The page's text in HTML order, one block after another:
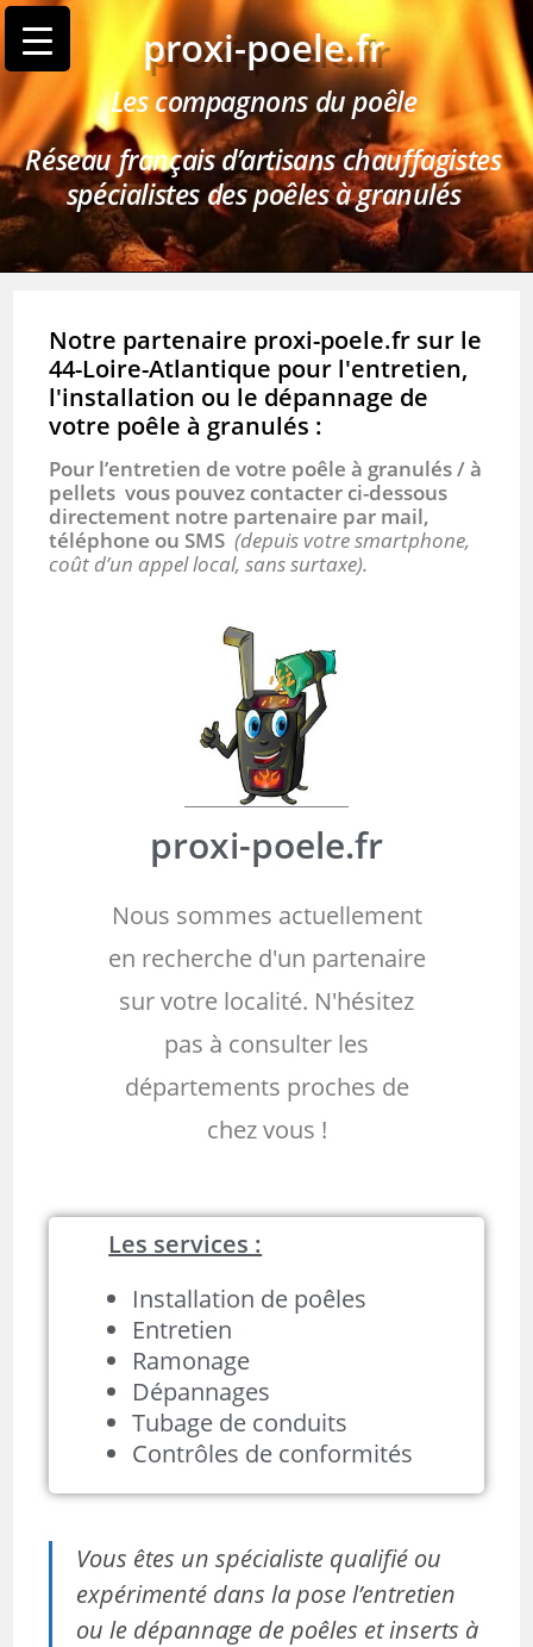
proxi-poele.fr
Les compagnons du poêle
Réseau français d’artisans chauffagistes
spécialistes des poêles à granulés
Notre partenaire proxi-poele.fr sur le
44-Loire-Atlantique pour l'entretien,
l'installation ou le dépannage de
votre poêle à granulés :
Pour l’entretien de votre poêle à granulés / à
pellets vous pouvez contacter ci-dessous
directement notre partenaire par mail,
téléphone ou SMS(depuis votre smartphone,
coût d’un appel local, sans surtaxe).
proxi-poele.fr
Nous sommes actuellement
en recherche d'un partenaire
sur votre localité. N'hésitez
pas à consulter les
départements proches de
chez vous !
Les services :
Installation de poêles
Entretien
Ramonage
Dépannages
Tubage de conduits
Contrôles de conformités
Vous êtes un spécialiste qualifié ou
expérimenté dans la pose l’entretien
ou le dépannage de poêles et inserts à